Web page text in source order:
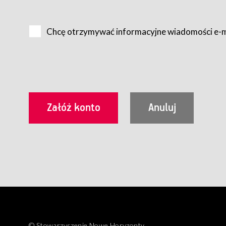
Usługobiorca przed rozpoczęciem korzystania z
utrwalenie i wydrukowanie.
§ 3
Korzystanie ze wszystkich aplikacji Serwisu może być
Chcę otrzymywać informacyjne wiadomości e-